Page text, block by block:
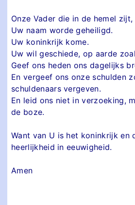
Onze Vader die in de hemel zijt,
Uw naam worde geheiligd.
Uw koninkrijk kome.
Uw wil geschiede, op aarde
Geef ons heden ons dagelijks
En vergeef ons onze schulden
schuldenaars vergeven.
En leid ons niet in verzoeking,
de boze.
Want van U is het koninkrijk en
heerlijkheid in eeuwigheid.
Amen